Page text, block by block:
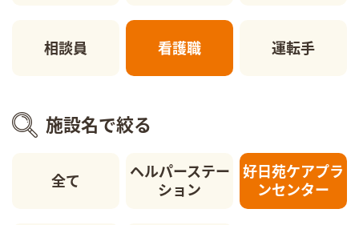
相談員 看護職 運転手
施設名で絞る
全て
ヘルパーステー
ション
好日苑ケアプラ
ンセンター